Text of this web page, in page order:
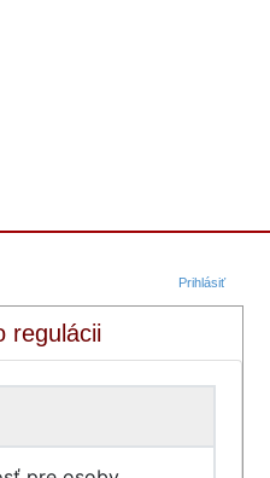
Prihlásiť
regulácii